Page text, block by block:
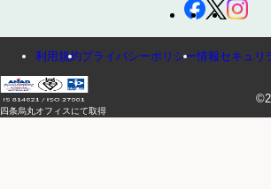
利用規約プライバシーポリシー情報セキュリ
四条烏丸オフィスにて取得